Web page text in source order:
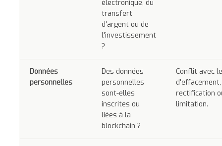
électronique, du
transfert
d'argent ou de
l'investissement
?
Données
personnelles
Des données
personnelles
sont-elles
inscrites ou
liées à la
blockchain ?
Conflit avec
rectification
limitation.